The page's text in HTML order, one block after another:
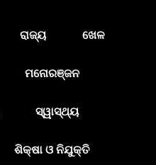
ରାଜ୍ୟ ଖେଳ
ମନୋରଞ୍ଜନ
ସ୍ୱାସ୍ଥ୍ୟ
ଶିକ୍ଷା ଓ ନିଯୁକ୍ତି